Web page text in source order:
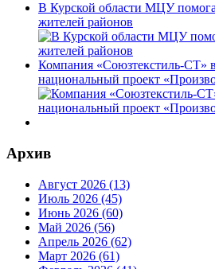
В Курской области МЦУ
жителей районов
Компания «Союзтекстиль-СТ»
национальный проект
Архив
Август 2026 (13)
Июль 2026 (45)
Июнь 2026 (60)
Май 2026 (56)
Апрель 2026 (62)
Март 2026 (61)